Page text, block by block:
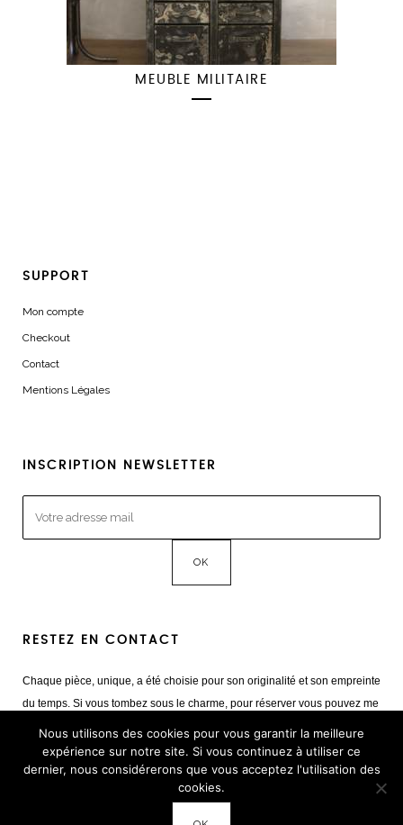
MEUBLE MILITAIRE
SUPPORT
Mon compte
Checkout
Contact
Mentions Légales
INSCRIPTION NEWSLETTER
RESTEZ EN CONTACT
Chaque pièce, unique, a été choisie pour son originalité et son empreinte
du temps. Si vous tombez sous le charme, pour réserver vous pouvez me
Mail :giulia@cestvintage.com
Tél : +33(0) 6 22 65 93 17
Nous utilisons des cookies pour vous garantir la meilleure
expérience sur notre site. Si vous continuez à utiliser ce
dernier, nous considérerons que vous acceptez l'utilisation des
cookies.